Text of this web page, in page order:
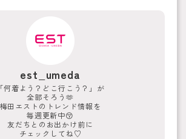
est_umeda
「何着よう？どこ行こう？」が
全部そろう🫶
梅田エストのトレンド情報を
毎週更新中😚
友だちとのお出かけ前に
チェックしてね♡